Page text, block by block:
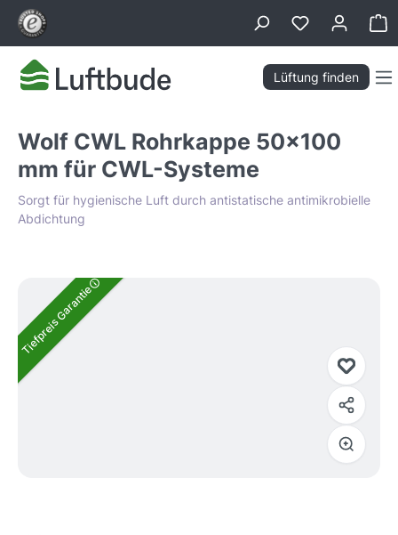
springen
Lüftung finden
Wolf CWL Rohrkappe 50x100
mm für CWL-Systeme
Sorgt für hygienische Luft durch antistatische antimikrobielle
Abdichtung
Bildergalerie überspringen
Tiefpreis Garantie